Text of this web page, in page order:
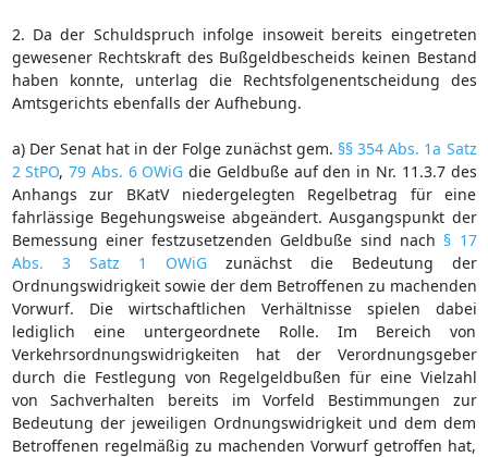
2. Da der Schuldspruch infolge insoweit bereits eingetreten
gewesener Rechtskraft des Bußgeldbescheids keinen Bestand
haben konnte, unterlag die Rechtsfolgenentscheidung des
Amtsgerichts ebenfalls der Aufhebung.
a) Der Senat hat in der Folge zunächst gem. §§ 354 Abs. 1a Satz
2 StPO,79 Abs. 6 OWiG die Geldbuße auf den in Nr. 11.3.7 des
Anhangs zur BKatV niedergelegten Regelbetrag für eine
fahrlässige Begehungsweise abgeändert. Ausgangspunkt der
Bemessung einer festzusetzenden Geldbuße sind nach § 17
Abs. 3 Satz 1 OWiGzunächst die Bedeutung der
Ordnungswidrigkeit sowie der dem Betroffenen zu machenden
Vorwurf. Die wirtschaftlichen Verhältnisse spielen dabei
lediglich eine untergeordnete Rolle. Im Bereich von
Verkehrsordnungswidrigkeiten hat der Verordnungsgeber
durch die Festlegung von Regelgeldbußen für eine Vielzahl
von Sachverhalten bereits im Vorfeld Bestimmungen zur
Bedeutung der jeweiligen Ordnungswidrigkeit und dem dem
Betroffenen regelmäßig zu machenden Vorwurf getroffen hat,